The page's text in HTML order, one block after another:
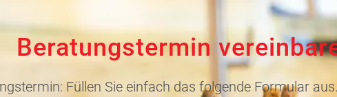
Beratungstermin
Füllen Sie einfach das folgende Formular